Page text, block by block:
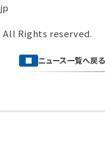
All Rights reserved.
ニュース一覧へ戻る